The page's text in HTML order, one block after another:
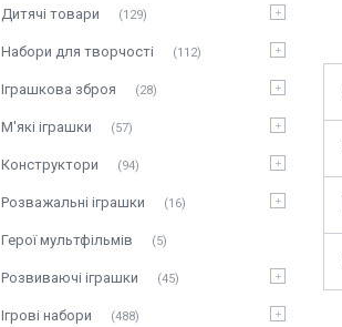
Дитячі товари 129
Набори для творчості 112
Іграшкова зброя 28
М'які іграшки 57
Конструктори 94
Розважальні іграшки 16
Герої мультфільмів 5
Розвиваючі іграшки 45
Ігрові набори 488